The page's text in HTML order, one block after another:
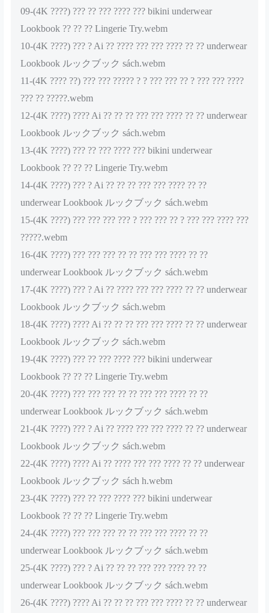
09-(4K ????) ??? ?? ??? ???? ??? bikini underwear
Lookbook ?? ?? ?? Lingerie Try.webm
10-(4K ????) ??? ? Ai ?? ???? ??? ??? ???? ?? ?? underwear
Lookbook ルックブック sách.webm
11-(4K ???? ??) ??? ??? ????? ? ? ??? ??? ?? ? ??? ??? ????
??? ?? ?????.webm
12-(4K ????) ???? Ai ?? ?? ?? ??? ??? ???? ?? ?? underwear
Lookbook ルックブック sách.webm
13-(4K ????) ??? ?? ??? ???? ??? bikini underwear
Lookbook ?? ?? ?? Lingerie Try.webm
14-(4K ????) ??? ? Ai ?? ?? ?? ??? ??? ???? ?? ??
underwear Lookbook ルックブック sách.webm
15-(4K ????) ??? ??? ??? ??? ? ??? ??? ?? ? ??? ??? ???? ???
?????.webm
16-(4K ????) ??? ??? ??? ?? ?? ??? ??? ???? ?? ??
underwear Lookbook ルックブック sách.webm
17-(4K ????) ??? ? Ai ?? ???? ??? ??? ???? ?? ?? underwear
Lookbook ルックブック sách.webm
18-(4K ????) ???? Ai ?? ?? ?? ??? ??? ???? ?? ?? underwear
Lookbook ルックブック sách.webm
19-(4K ????) ??? ?? ??? ???? ??? bikini underwear
Lookbook ?? ?? ?? Lingerie Try.webm
20-(4K ????) ??? ??? ??? ?? ?? ??? ??? ???? ?? ??
underwear Lookbook ルックブック sách.webm
21-(4K ????) ??? ? Ai ?? ???? ??? ??? ???? ?? ?? underwear
Lookbook ルックブック sách.webm
22-(4K ????) ???? Ai ?? ???? ??? ??? ???? ?? ?? underwear
Lookbook ルックブック sách h.webm
23-(4K ????) ??? ?? ??? ???? ??? bikini underwear
Lookbook ?? ?? ?? Lingerie Try.webm
24-(4K ????) ??? ??? ??? ?? ?? ??? ??? ???? ?? ??
underwear Lookbook ルックブック sách.webm
25-(4K ????) ??? ? Ai ?? ?? ?? ??? ??? ???? ?? ??
underwear Lookbook ルックブック sách.webm
26-(4K ????) ???? Ai ?? ?? ?? ??? ??? ???? ?? ?? underwear